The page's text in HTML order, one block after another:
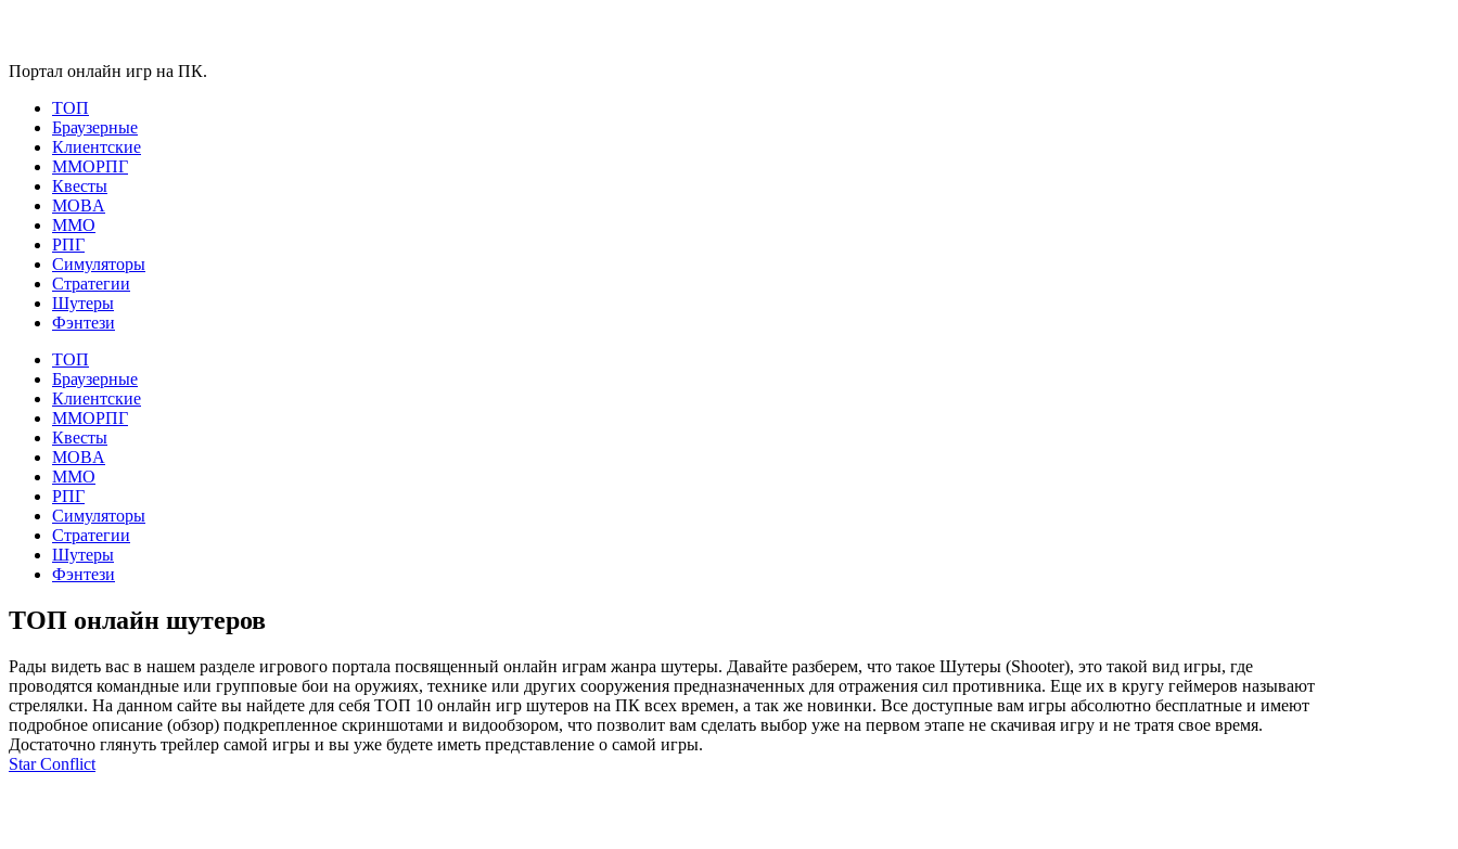
Портал онлайн игр на ПК.
ТОП
Браузерные
Клиентские
ММОРПГ
Квесты
MOBA
ММО
РПГ
Симуляторы
Стратегии
Шутеры
Фэнтези
ТОП
Браузерные
Клиентские
ММОРПГ
Квесты
MOBA
ММО
РПГ
Симуляторы
Стратегии
Шутеры
Фэнтези
ТОП онлайн шутеров
Рады видеть вас в нашем разделе игрового портала посвященный онлайн играм жанра шутеры. Давайте разберем, что такое Шутеры (Shooter), это такой вид игры, где
проводятся командные или групповые бои на оружиях, технике или других сооружения предназначенных для отражения сил противника. Еще их в кругу геймеров называют
стрелялки. На данном сайте вы найдете для себя ТОП 10 онлайн игр шутеров на ПК всех времен, а так же новинки. Все доступные вам игры абсолютно бесплатные и имеют
подробное описание (обзор) подкрепленное скриншотами и видообзором, что позволит вам сделать выбор уже на первом этапе не скачивая игру и не тратя свое время.
Достаточно глянуть трейлер самой игры и вы уже будете иметь представление о самой игры.
Star Conflict